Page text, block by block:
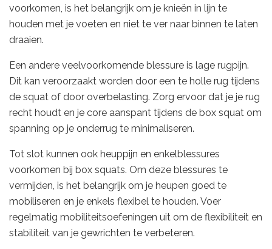
voorkomen, is het belangrijk om je knieën in lijn te
houden met je voeten en niet te ver naar binnen te laten
draaien.
Een andere veelvoorkomende blessure is lage rugpijn.
Dit kan veroorzaakt worden door een te holle rug tijdens
de squat of door overbelasting. Zorg ervoor dat je je rug
recht houdt en je core aanspant tijdens de box squat om
spanning op je onderrug te minimaliseren.
Tot slot kunnen ook heuppijn en enkelblessures
voorkomen bij box squats. Om deze blessures te
vermijden, is het belangrijk om je heupen goed te
mobiliseren en je enkels flexibel te houden. Voer
regelmatig mobiliteitsoefeningen uit om de flexibiliteit en
stabiliteit van je gewrichten te verbeteren.